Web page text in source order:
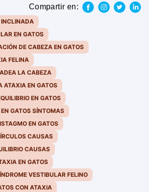
Compartir en:
EN GATOS
DE CABEZA EN GATOS
FELINA
LA CABEZA
ATAXIA EN GATOS
EN GATOS
GATOS SÍNTOMAS
EN GATOS
CAUSAS
CAUSAS
EN GATOS
VESTIBULAR FELINO
CON ATAXIA